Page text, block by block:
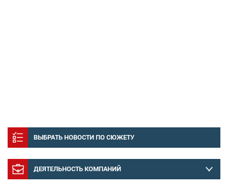
ВЫБРАТЬ НОВОСТИ ПО СЮЖЕТУ
ДЕЯТЕЛЬНОСТЬ КОМПАНИЙ